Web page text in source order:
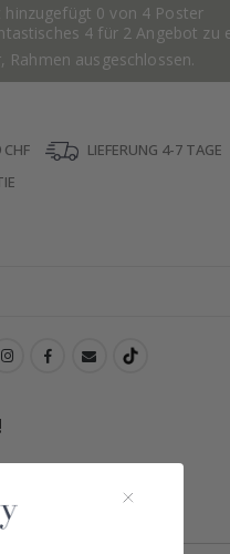
hinzugefügt 0 von 4 Poster
4 für 2 Angebot zu
Rahmen ausgeschlossen.
LIEFERUNG 4-7 TAGE